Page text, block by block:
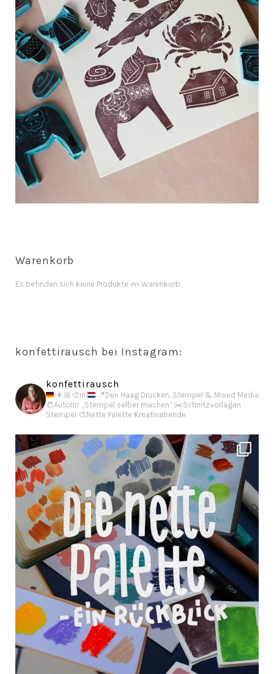
Warenkorb
Es befinden sich keine Produkte im Warenkorb.
konfettirausch bei Instagram:
konfettirausch
👩🏼‍🎨in 📍Den Haag Drucken, Stempel & Mixed Media
📒Autorin „Stempel selber machen“ ✂️Schnitzvorlagen
Stempel 🎨Nette Palette Kreativabende